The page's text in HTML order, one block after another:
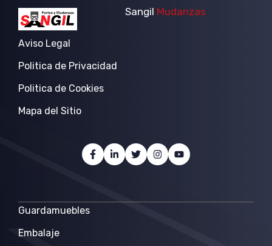
Sangil Mudanzas
Aviso Legal
Politica de Privacidad
Politica de Cookies
Mapa del Sitio
Guardamuebles
Embalaje